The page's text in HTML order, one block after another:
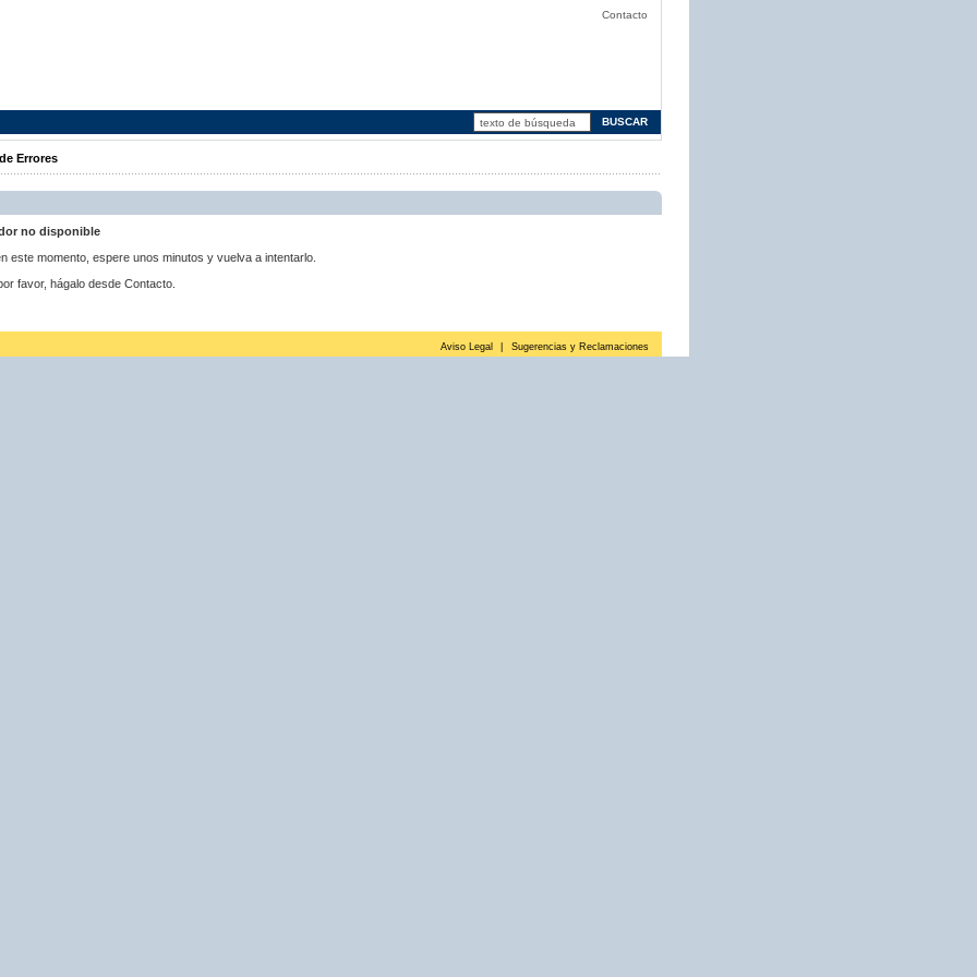
Contacto
Errores
no disponible
este momento, espere unos minutos y vuelva a intentarlo.
favor, hágalo desde Contacto.
Aviso Legal Sugerencias y Reclamaciones